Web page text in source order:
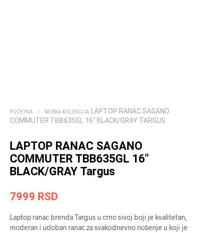
POČETNA / MUŠKA KOLEKCIJA LAPTOP RANAC SAGANO
COMMUTER TBB635GL 16″ BLACK/GRAY TARGUS
LAPTOP RANAC SAGANO
COMMUTER TBB635GL 16″
BLACK/GRAY Targus
7999 RSD
Laptop ranac brenda Targus u crno sivoj boji je kvalitetan,
moderan i udoban ranac za svakodnevno nošenje u koji je